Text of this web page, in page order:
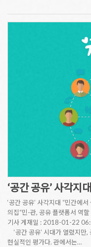
‘공간 공유’ 사각지
‘공간 공유’ 사각지대 “민간에
의집“민-관, 공유 플랫폼서 역
기사 게재일 : 2018-01-22
‘공간 공유’ 시대가 열렸지만
현실적인 평가다. 관에서는…